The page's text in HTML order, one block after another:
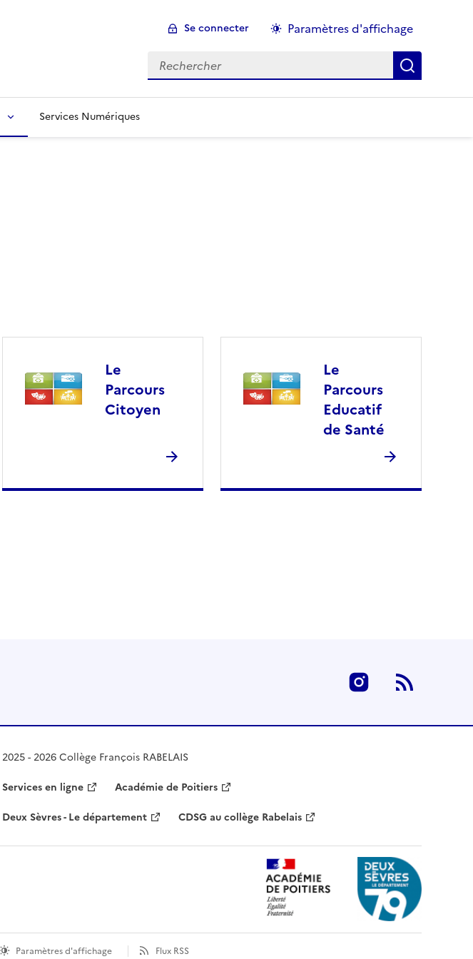
Se connecter
Paramètres d'affichage
Rechercher :
Services Numériques
Le
Parcours
Citoyen
Le
Parcours
Educatif
de Santé
Instagram
2025 - 2026 Collège François RABELAIS
Services en ligne
Académie de Poitiers
Deux Sèvres - Le département
CDSG au collège Rabelais
Paramètres d'affichage Flux RSS